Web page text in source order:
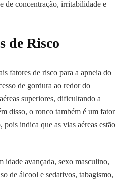
de concentração, irritabilidade e
de Risco
fatores de risco para a apneia do
de gordura ao redor do
superiores, dificultando a
disso, o ronco também é um fator
pois indica que as vias aéreas estão
idade avançada, sexo masculino,
de álcool e sedativos, tabagismo,